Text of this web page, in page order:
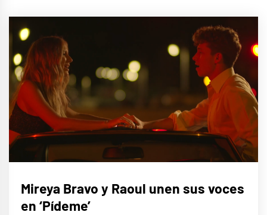
Mireya Bravo y Raoul unen sus voces
en ‘Pídeme’